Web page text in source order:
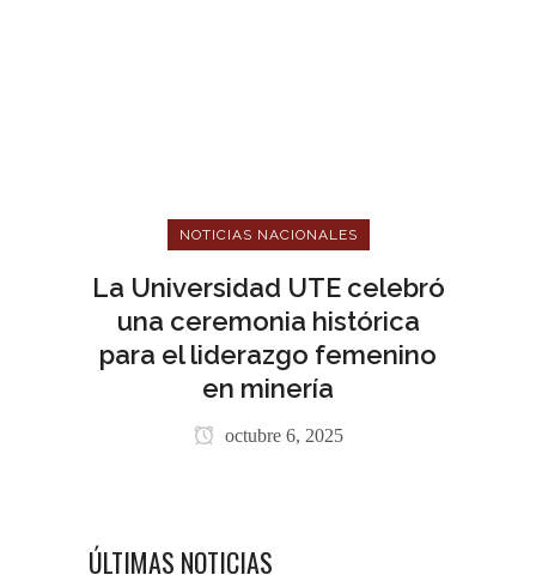
NOTICIAS NACIONALES
La Universidad UTE celebró
una ceremonia histórica
para el liderazgo femenino
en minería
octubre 6, 2025
ÚLTIMAS NOTICIAS